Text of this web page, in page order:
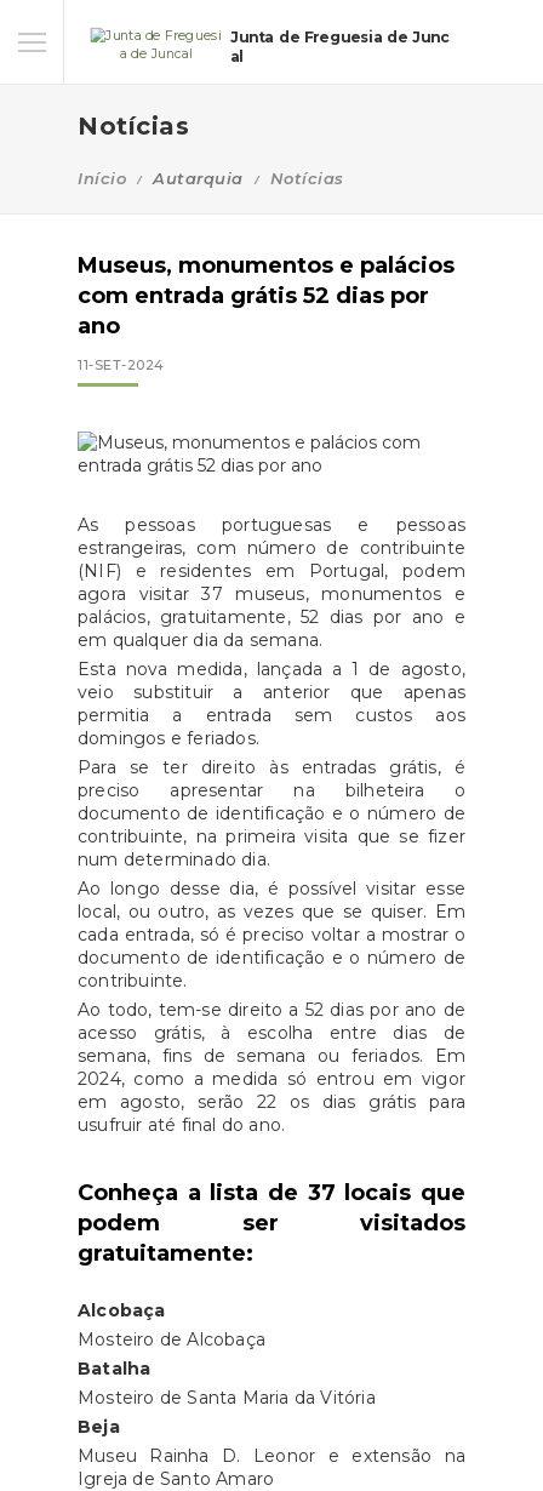
Junta de Freguesia de Junc
al
Notícias
Início Autarquia Notícias
Museus, monumentos e palácios
com entrada grátis 52 dias por
ano
11-SET-2024
As pessoas portuguesas e pessoas
estrangeiras, com número de contribuinte
(NIF) e residentes em Portugal, podem
agora visitar 37 museus, monumentos e
palácios, gratuitamente, 52 dias por ano e
em qualquer dia da semana.
Esta nova medida, lançada a 1 de agosto,
veio substituir a anterior que apenas
permitia a entrada sem custos aos
domingos e feriados.
Para se ter direito às entradas grátis, é
preciso apresentar na bilheteira o
documento de identificação e o número de
contribuinte, na primeira visita que se fizer
num determinado dia.
Ao longo desse dia, é possível visitar esse
local, ou outro, as vezes que se quiser. Em
cada entrada, só é preciso voltar a mostrar o
documento de identificação e o número de
contribuinte.
Ao todo, tem-se direito a 52 dias por ano de
acesso grátis, à escolha entre dias de
semana, fins de semana ou feriados. Em
2024, como a medida só entrou em vigor
em agosto, serão 22 os dias grátis para
usufruir até final do ano.
Conheça a lista de 37 locais que
podem ser visitados
gratuitamente:
Alcobaça
Mosteiro de Alcobaça
Batalha
Mosteiro de Santa Maria da Vitória
Beja
Museu Rainha D. Leonor e extensão na
Igreja de Santo Amaro